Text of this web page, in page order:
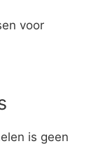
voor
is geen